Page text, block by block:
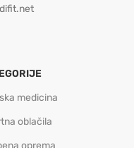
medicina
oblačila